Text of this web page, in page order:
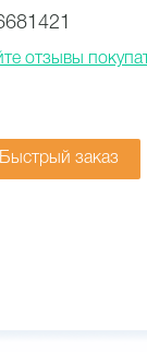
Быстрый заказ